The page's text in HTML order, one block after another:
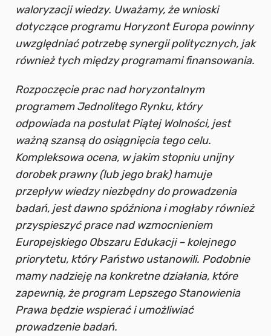
waloryzacji wiedzy. Uważamy, że wnioski
dotyczące programu Horyzont Europa powinny
uwzględniać potrzebę synergii politycznych, jak
również tych między programami finansowania.
Rozpoczęcie prac nad horyzontalnym
programem Jednolitego Rynku, który
odpowiada na postulat Piątej Wolności, jest
ważną szansą do osiągnięcia tego celu.
Kompleksowa ocena, w jakim stopniu unijny
dorobek prawny (lub jego brak) hamuje
przepływ wiedzy niezbędny do prowadzenia
badań, jest dawno spóźniona i mogłaby również
przyspieszyć prace nad wzmocnieniem
Europejskiego Obszaru Edukacji – kolejnego
priorytetu, który Państwo ustanowili. Podobnie
mamy nadzieję na konkretne działania, które
zapewnią, że program Lepszego Stanowienia
Prawa będzie wspierać i umożliwiać
prowadzenie badań.